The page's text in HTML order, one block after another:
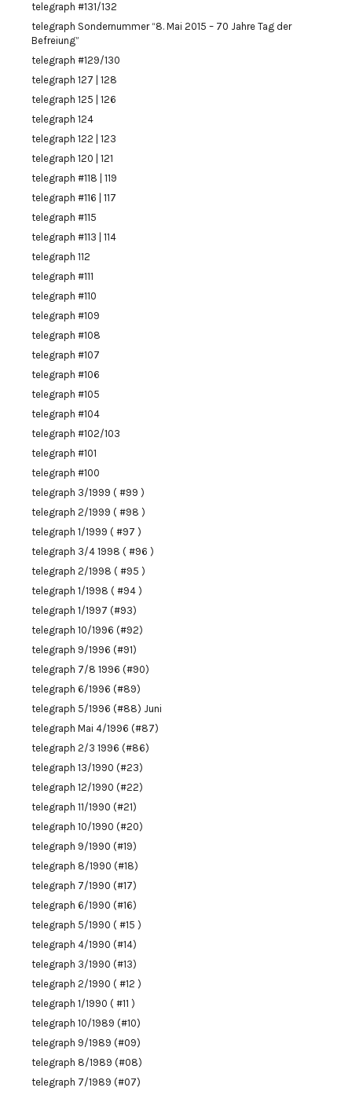
telegraph #131/132
telegraph Sondernummer “8. Mai 2015 – 70 Jahre Tag der
Befreiung”
telegraph #129/130
telegraph 127 | 128
telegraph 125 | 126
telegraph 124
telegraph 122 | 123
telegraph 120 | 121
telegraph #118 | 119
telegraph #116 | 117
telegraph #115
telegraph #113 | 114
telegraph 112
telegraph #111
telegraph #110
telegraph #109
telegraph #108
telegraph #107
telegraph #106
telegraph #105
telegraph #104
telegraph #102/103
telegraph #101
telegraph #100
telegraph 3/1999 ( #99 )
telegraph 2/1999 ( #98 )
telegraph 1/1999 ( #97 )
telegraph 3/4 1998 ( #96 )
telegraph 2/1998 ( #95 )
telegraph 1/1998 ( #94 )
telegraph 1/1997 (#93)
telegraph 10/1996 (#92)
telegraph 9/1996 (#91)
telegraph 7/8 1996 (#90)
telegraph 6/1996 (#89)
telegraph 5/1996 (#88) Juni
telegraph Mai 4/1996 (#87)
telegraph 2/3 1996 (#86)
telegraph 13/1990 (#23)
telegraph 12/1990 (#22)
telegraph 11/1990 (#21)
telegraph 10/1990 (#20)
telegraph 9/1990 (#19)
telegraph 8/1990 (#18)
telegraph 7/1990 (#17)
telegraph 6/1990 (#16)
telegraph 5/1990 ( #15 )
telegraph 4/1990 (#14)
telegraph 3/1990 (#13)
telegraph 2/1990 ( #12 )
telegraph 1/1990 ( #11 )
telegraph 10/1989 (#10)
telegraph 9/1989 (#09)
telegraph 8/1989 (#08)
telegraph 7/1989 (#07)